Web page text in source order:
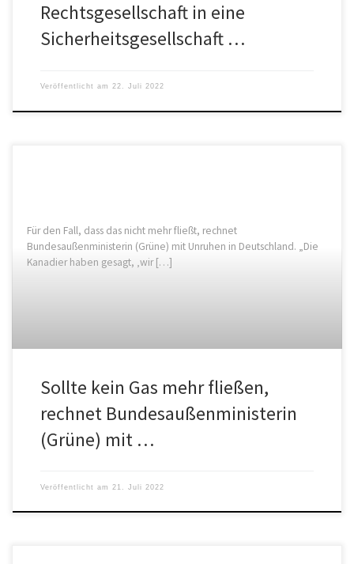
Rechtsgesellschaft in eine
Sicherheitsgesellschaft …
Veröffentlicht am 22. Juli 2022
Für den Fall, dass das nicht mehr fließt, rechnet
Bundesaußenministerin (Grüne) mit Unruhen in Deutschland. „Die
Kanadier haben gesagt, ‚wir […]
Sollte kein Gas mehr fließen,
rechnet Bundesaußenministerin
(Grüne) mit …
Veröffentlicht am 21. Juli 2022